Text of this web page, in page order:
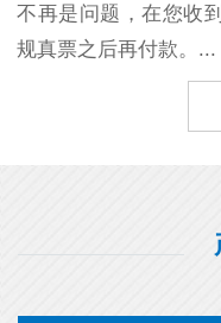
不再是问题，在您收
规真票之后再付款。...